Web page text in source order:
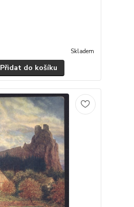
Skladem
Přidat do košíku